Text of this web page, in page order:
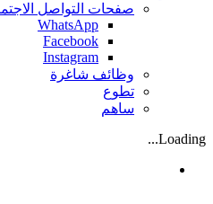
صفحات التواصل
WhatsApp
Facebook
Instagram
وظائف شاغرة
تطوع
ساهم
Loading...